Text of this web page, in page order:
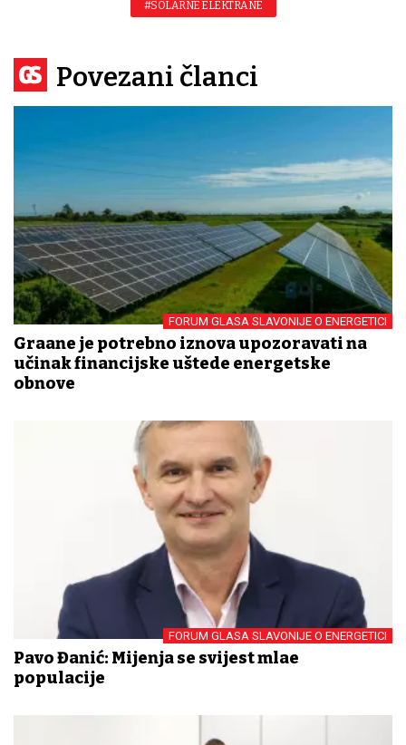
#SOLARNE ELEKTRANE
Povezani članci
FORUM GLASA SLAVONIJE O ENERGETICI
Građane je potrebno iznova upozoravati na
učinak financijske uštede energetske
obnove
FORUM GLASA SLAVONIJE O ENERGETICI
Pavo Đanić: Mijenja se svijest mlađe
populacije